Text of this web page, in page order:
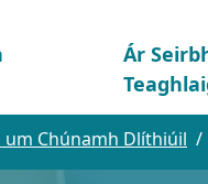
Ár
um Chúnamh Dlíthiúil